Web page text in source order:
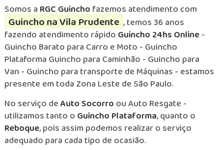
Somos a RGC Guincho fazemos atendimento com
Guincho na Vila Prudente , temos 36 anos
fazendo atendimento rápido Guincho 24hs Online-
Guincho Barato para Carro e Moto - Guincho
Plataforma Guincho para Caminhão - Guincho para
Van - Guincho para transporte de Máquinas - estamos
presente em toda Zona Leste de São Paulo.
No serviço deAuto Socorro ou Auto Resgate -
utilizamos tanto o Guincho Plataforma, quanto o
Reboque, pois assim podemos realizar o serviço
adequado para cada tipo de ocasião.